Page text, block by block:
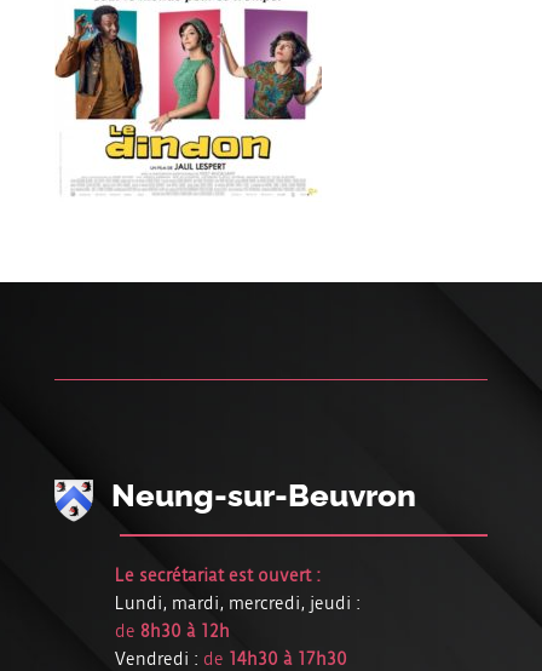
Neung-sur-Beuvron
Le secrétariat est ouvert :
Lundi, mardi, mercredi, jeudi :
de 8h30 à 12h
Vendredi : de 14h30 à 17h30